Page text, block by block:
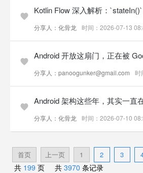
Kotlin Flow 深入解析：
分享人：化骨龙 时间：2026-07-13
Android 开放这扇门，正在被
分享人：panoogunker@gmail.com 时
Android 架构这些年，其实一直
分享人：化骨龙 时间：2026-07-10
首页 上一页 1 2 3
共 199 页 共 3970 条记录